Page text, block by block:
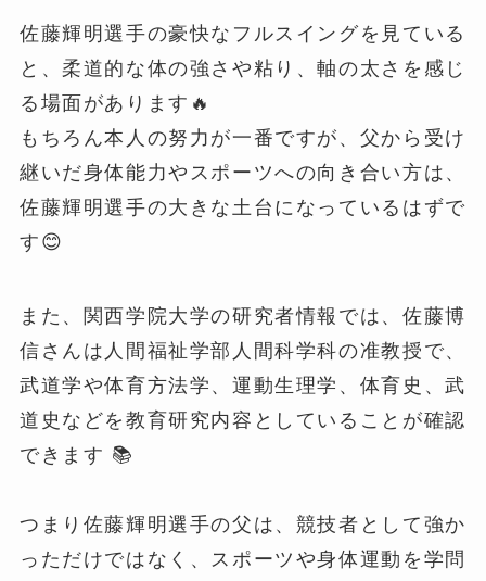
佐藤輝明選手の豪快なフルスイングを見ている
と、柔道的な体の強さや粘り、軸の太さを感じ
る場面があります🔥
もちろん本人の努力が一番ですが、父から受け
継いだ身体能力やスポーツへの向き合い方は、
佐藤輝明選手の大きな土台になっているはずで
す😊
また、関西学院大学の研究者情報では、佐藤博
信さんは人間福祉学部人間科学科の准教授で、
武道学や体育方法学、運動生理学、体育史、武
道史などを教育研究内容としていることが確認
できます 📚
つまり佐藤輝明選手の父は、競技者として強か
っただけではなく、スポーツや身体運動を学問